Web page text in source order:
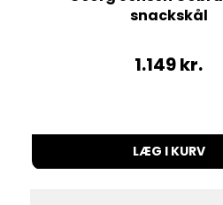
snackskål
1.149kr.
LÆG I KURV